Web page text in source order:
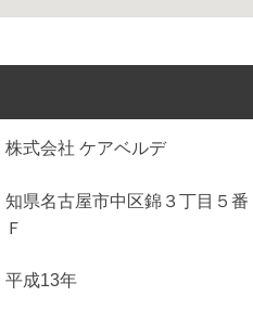
株式会社 ケアベルデ
知県名古屋市中区錦３丁目５
Ｆ
平成13年